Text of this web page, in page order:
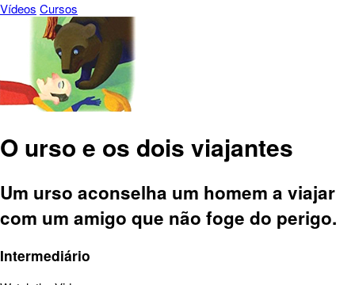
Vídeos Cursos
O urso e os dois viajantes
Um urso aconselha um homem a viajar
com um amigo que não foge do perigo.
Intermediário